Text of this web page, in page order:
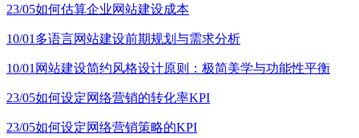
23/05如何估算企业网站建设成本
10/01 多语言网站建设前期规划与需求分析
10/01 网站建设简约风格设计原则：极简美学与功能性平衡
23/05如何设定网络营销的转化率KPI
23/05如何设定网络营销策略的KPI